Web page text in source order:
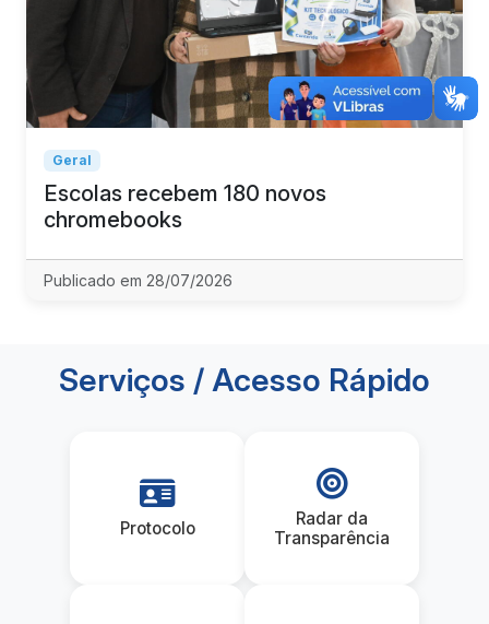
Geral
Escolas recebem 180 novos
chromebooks
Publicado em 28/07/2026
Serviços / Acesso Rápido
Protocolo
Radar da
Transparência